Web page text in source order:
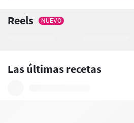
Reels NUEVO
Las últimas recetas